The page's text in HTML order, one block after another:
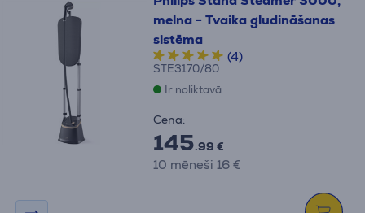
melna - Tvaika gludināšanas
sistēma
(4)
STE3170/80
Ir noliktavā
Cena:
145.99 €
10 mēneši 16 €